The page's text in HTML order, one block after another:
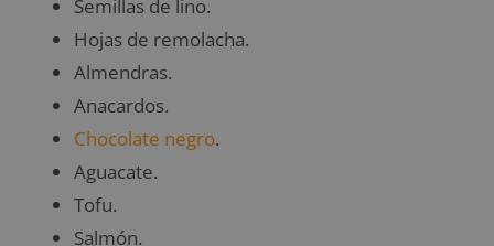
Semillas de lino.
Hojas de remolacha.
Almendras.
Anacardos.
Chocolate negro.
Aguacate.
Tofu.
Salmón.